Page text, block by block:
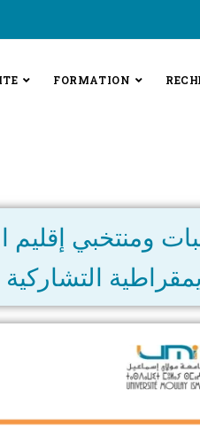
FORMATION
ومنتخبي
التشاركية